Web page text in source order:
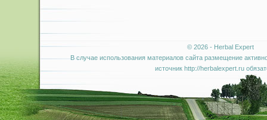
© 2026 - Herbal Expert
В случае использования материалов сайта размещение
источник http://herbalexpert.ru